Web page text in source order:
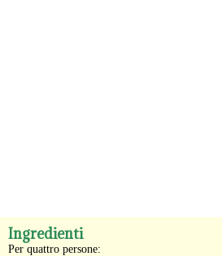
Ingredienti
Per quattro persone: